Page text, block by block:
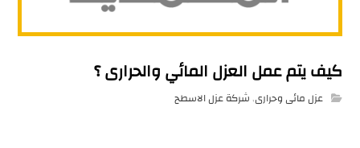
كيف يتم عمل العزل المائي والحرارى ؟
عزل مائى وحرارى, شركة عزل الاسطح